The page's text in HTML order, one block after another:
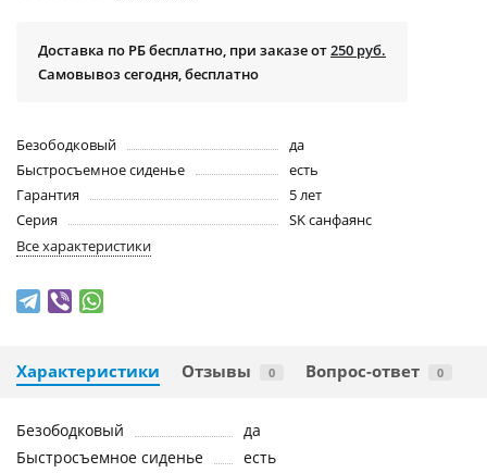
Доставка по РБ бесплатно, при заказе от250 руб.
Самовывоз сегодня, бесплатно
Безободковый
да
Быстросъемное сиденье
есть
Гарантия
5 лет
Серия
SK санфаянс
Все характеристики
Характеристики Отзывы 0 Вопрос-ответ 0
Безободковый
да
Быстросъемное сиденье
есть